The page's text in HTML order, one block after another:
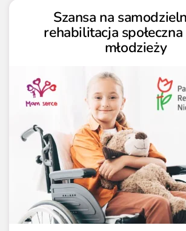
Szansa na
rehabilitacja
młodzieży